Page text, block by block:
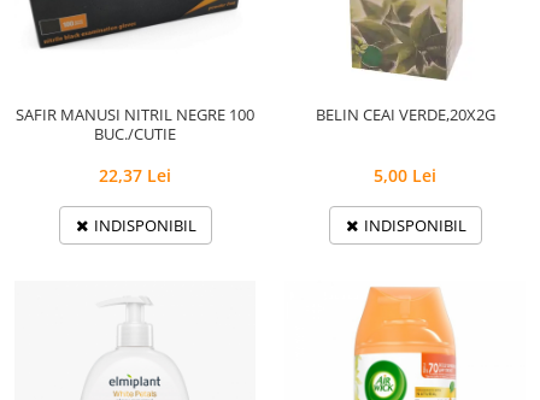
Hârtie
Lavete și bureți
Mopuri
Odorizante cameră/auto
Odorizante toaletă
Pahare și accesorii
Detergenți și balsam de rufe
Servețele umede
Plicuri
Tuș & more
SAFIR MANUSI NITRIL NEGRE 100
BUC./CUTIE
22,37 Lei
INDISPONIBIL
BELIN CEAI VERDE,20X2G
5,00 Lei
INDISPONIBIL